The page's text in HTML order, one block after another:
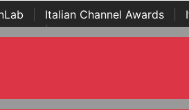
Italian Channel Awards
| ...